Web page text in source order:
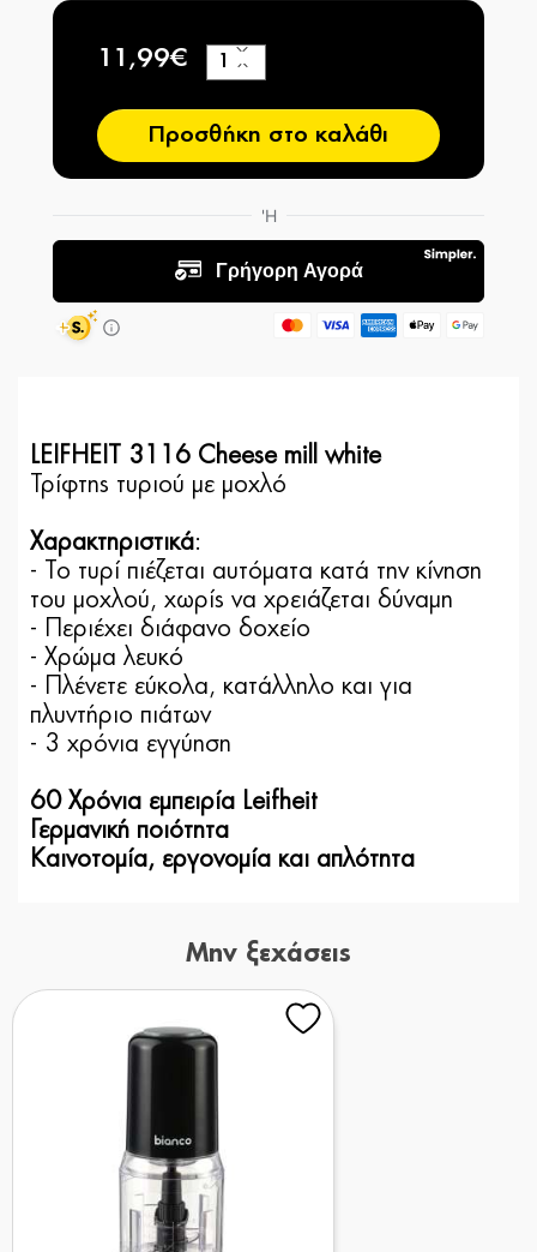
11,99€
−
+
Προσθήκη στο καλάθι
LEIFHEIT 3116 Cheese mill white
Τρίφτης τυριού με μοχλό
Χαρακτηριστικά:
- Το τυρί πιέζεται αυτόματα κατά την κίνηση
του μοχλού, χωρίς να χρειάζεται δύναμη
- Περιέχει διάφανο δοχείο
- Χρώμα λευκό
- Πλένετε εύκολα, κατάλληλο και για
πλυντήριο πιάτων
- 3 χρόνια εγγύηση
60 Χρόνια εμπειρία Leifheit
Γερμανική ποιότητα
Καινοτομία, εργονομία και απλότητα
Μην ξεχάσεις